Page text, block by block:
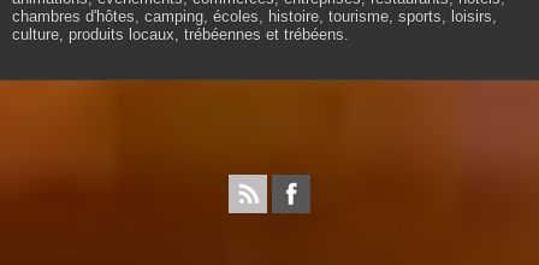
chambres d'hôtes, camping, écoles, histoire, tourisme, sports, loisirs,
culture, produits locaux, trébéennes et trébéens.